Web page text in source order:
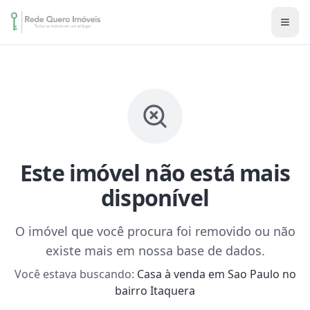
Este imóvel não está mais
disponível
O imóvel que você procura foi removido ou não
existe mais em nossa base de dados.
Você estava buscando: Casa à venda em Sao Paulo no
bairro Itaquera